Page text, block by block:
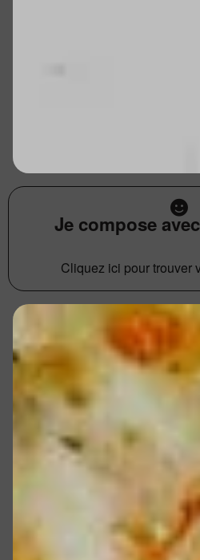
Je compose
Cliquez ici pour trouver